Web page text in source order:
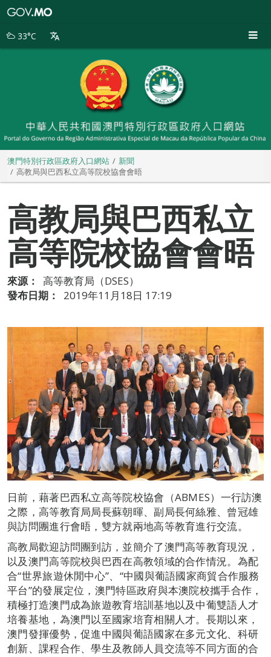
別
33°C
澳門特別行政區政府入口網站
新聞
高教局與巴西私立高等院校協會會晤
高教局與巴西私立
高等院校協會會晤
來源：
高等教育局（DSES）
發布日期：
2019年11月18日 17:19
日前，藉著巴西私立高等院校協會（ABMES）一行訪澳
之際，高等教育局局長蘇朝暉、副局長何絲雅、曾冠雄
與訪問團進行會晤，雙方就兩地高等教育進行交流。
高教局歡迎訪問團到訪，並簡介了澳門高等教育現況，
以及澳門高等院校與巴西在高教領域的合作情況。為配
合“世界旅遊休閒中心”、“中國與葡語國家商貿合作服務
平台”的發展定位，澳門特區政府與本澳院校攜手合作，
積極打造澳門成為旅遊教育培訓基地以及中葡雙語人才
培養基地，為澳門以至國家培育相關人才。長期以來，
澳門發揮優勢，促進中國與葡語國家在多元文化、科研
創新、課程合作、學生及教師人員交流等不同方面的合